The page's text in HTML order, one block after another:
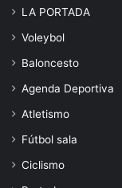
LA PORTADA
Voleybol
Baloncesto
Agenda Deportiva
Atletismo
Fútbol sala
Ciclismo